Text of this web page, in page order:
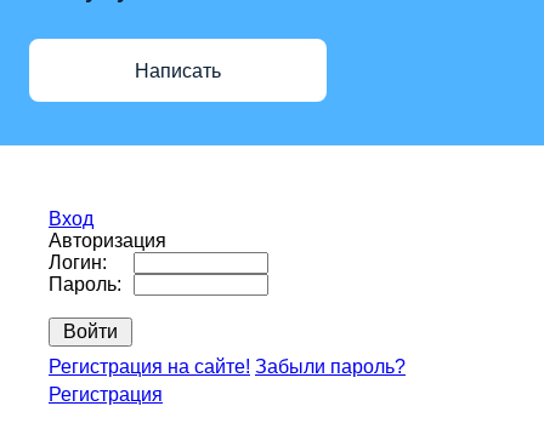
Написать
Вход
Авторизация
Логин:
Пароль:
Регистрация на сайте! Забыли пароль?
Регистрация